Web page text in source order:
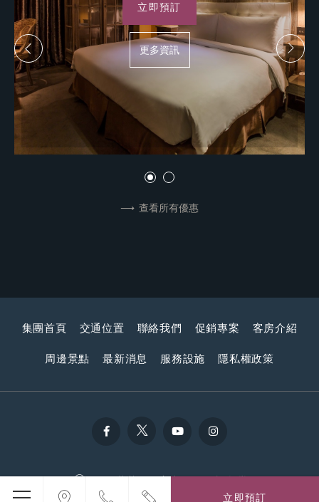
立即預訂
立即預訂
更多資訊
查看所有優惠
集團首頁 交通位置 聯絡我們 促銷專案 客房介紹
周邊景點 最新消息 服務設施 隱私權政策